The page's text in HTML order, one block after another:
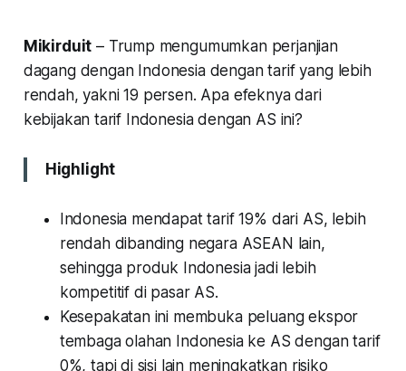
Mikirduit – Trump mengumumkan perjanjian
dagang dengan Indonesia dengan tarif yang lebih
rendah, yakni 19 persen. Apa efeknya dari
kebijakan tarif Indonesia dengan AS ini?
Highlight
Indonesia mendapat tarif 19% dari AS, lebih
rendah dibanding negara ASEAN lain,
sehingga produk Indonesia jadi lebih
kompetitif di pasar AS.
Kesepakatan ini membuka peluang ekspor
tembaga olahan Indonesia ke AS dengan tarif
0%, tapi di sisi lain meningkatkan risiko